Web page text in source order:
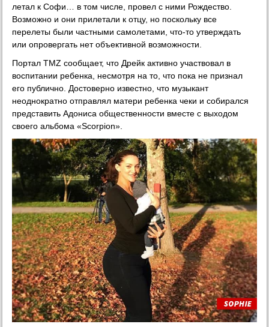
летал к Софи… в том числе, провел с ними Рождество.
Возможно и они прилетали к отцу, но поскольку все
перелеты были частными самолетами, что-то утверждать
или опровергать нет объективной возможности.
Портал TMZ сообщает, что Дрейк активно участвовал в
воспитании ребенка, несмотря на то, что пока не признал
его публично. Достоверно известно, что музыкант
неоднократно отправлял матери ребенка чеки и собирался
представить Адониса общественности вместе с выходом
своего альбома «Scorpion».